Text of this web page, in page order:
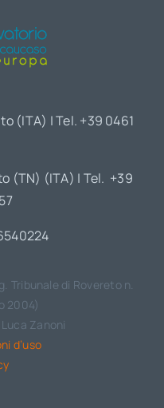
(ITA) | Tel. +39 0461
(TN) (ITA) | Tel. +39
di Rovereto n.
2004)
Zanoni
d’uso